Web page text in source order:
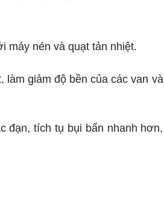
máy nén và quạt tản nhiệt.
làm giảm độ bền của các van và
đạn, tích tụ bụi bẩn nhanh hơn,